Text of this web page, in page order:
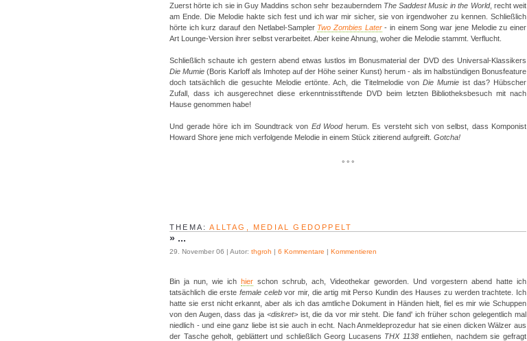
Zuerst hörte ich sie in Guy Maddins schon sehr bezauberndem The Saddest Music in the World, recht weit
am Ende. Die Melodie hakte sich fest und ich war mir sicher, sie von irgendwoher zu kennen. Schließlich
hörte ich kurz darauf den Netlabel-Sampler Two Zombies Later- in einem Song war jene Melodie zu einer
Art Lounge-Version ihrer selbst verarbeitet. Aber keine Ahnung, woher die Melodie stammt. Verflucht.
Schließlich schaute ich gestern abend etwas lustlos im Bonusmaterial der DVD des Universal-Klassikers
Die Mumie (Boris Karloff als Imhotep auf der Höhe seiner Kunst) herum - als im halbstündigen Bonusfeature
doch tatsächlich die gesuchte Melodie ertönte. Ach, die Titelmelodie von Die Mumie ist das? Hübscher
Zufall, dass ich ausgerechnet diese erkenntnisstiftende DVD beim letzten Bibliotheksbesuch mit nach
Hause genommen habe!
Und gerade höre ich im Soundtrack von Ed Woodherum. Es versteht sich von selbst, dass Komponist
Howard Shore jene mich verfolgende Melodie in einem Stück zitierend aufgreift. Gotcha!
° ° °
THEMA:ALLTAG, MEDIAL GEDOPPELT
» ...
29. November 06 | Autor: thgroh | 6 Kommentare | Kommentieren
Bin ja nun, wie ich hier schon schrub, ach, Videothekar geworden. Und vorgestern abend hatte ich
tatsächlich die erste female celebvor mir, die artig mit Perso Kundin des Hauses zu werden trachtete. Ich
hatte sie erst nicht erkannt, aber als ich das amtliche Dokument in Händen hielt, fiel es mir wie Schuppen
von den Augen, dass das ja <diskret>ist, die da vor mir steht. Die fand' ich früher schon gelegentlich mal
niedlich - und eine ganz liebe ist sie auch in echt. Nach Anmeldeprozedur hat sie einen dicken Wälzer aus
der Tasche geholt, geblättert und schließlich Georg Lucasens THX 1138entliehen, nachdem sie gefragt